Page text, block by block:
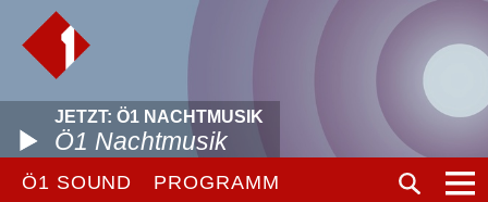
JETZT: Ö1 NACHTMUSIK
Ö1 Nachtmusik
Ö1 SOUND PROGRAMM